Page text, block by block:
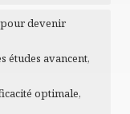
pour devenir
études avancent,
optimale,